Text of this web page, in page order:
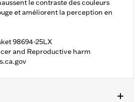
le contraste des couleurs
et améliorent la perception en
98694-25LX
and Reproductive harm